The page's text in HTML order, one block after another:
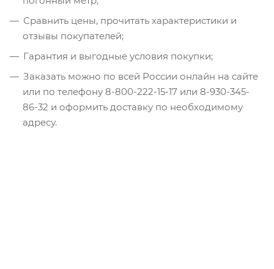
Сравнить цены, прочитать характеристики и
отзывы покупателей;
Гарантия и выгодные условия покупки;
Заказать можно по всей России онлайн на сайте
или по телефону 8-800-222-15-17 или 8-930-345-
86-32 и оформить доставку по необходимому
адресу.